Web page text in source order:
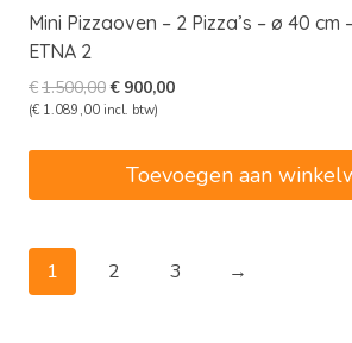
Mini Pizzaoven – 2 Pizza’s – ø 40 cm
ETNA 2
€1.500,00Oorspronkelijke
prijs
€1.500,00.
€ 900,00Huidige
(€ 1.089,00 incl. btw)
Toevoegen aan
1 2 3 →